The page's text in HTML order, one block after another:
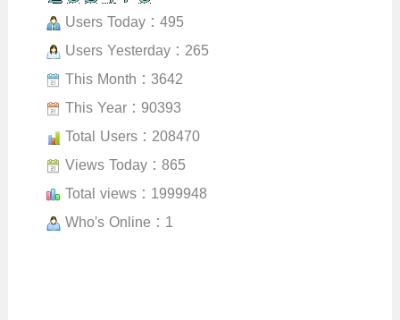
Users Today : 495
Users Yesterday : 265
This Month : 3642
This Year : 90393
Total Users : 208470
Views Today : 865
Total views : 1999948
Who's Online : 1